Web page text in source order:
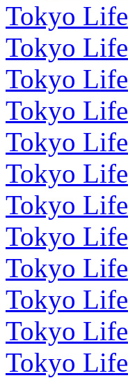
Tokyo Life
Tokyo Life
Tokyo Life
Tokyo Life
Tokyo Life
Tokyo Life
Tokyo Life
Tokyo Life
Tokyo Life
Tokyo Life
Tokyo Life
Tokyo Life